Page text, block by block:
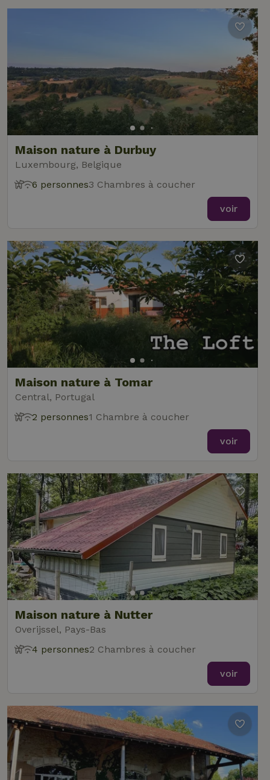
Maison nature à Durbuy
Luxembourg, Belgique
6 personnes3 Chambres à coucher
voir
Maison nature à Tomar
Central, Portugal
2 personnes1 Chambre à coucher
voir
Maison nature à Nutter
Overijssel, Pays-Bas
4 personnes2 Chambres à coucher
voir